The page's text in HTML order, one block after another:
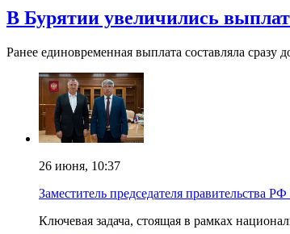
В Бурятии увеличились
Ранее единовременная выплата составляла
26 июня, 10:37
Заместитель председателя правительства
Ключевая задача, стоящая в рамках